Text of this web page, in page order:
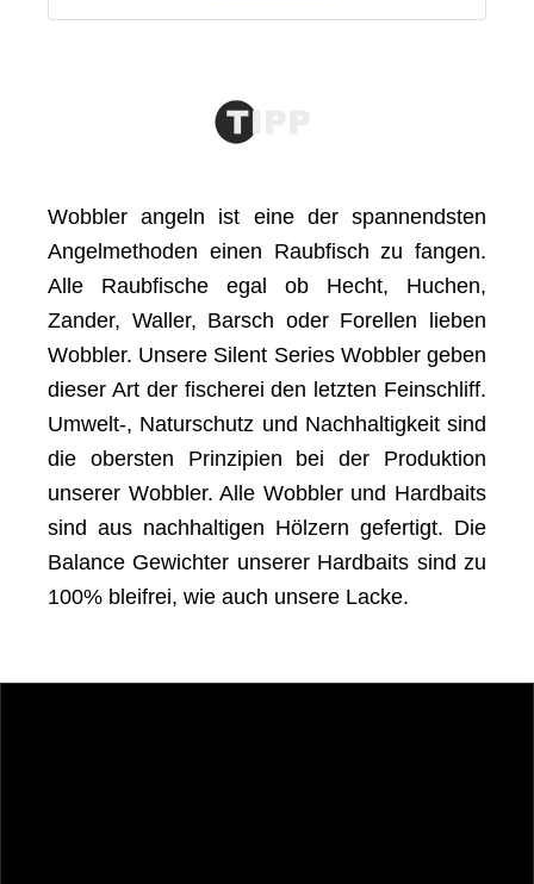
Wobbler angeln ist eine der spannendsten
Angelmethoden einen Raubfisch zu fangen.
Alle Raubfische egal ob Hecht, Huchen,
Zander, Waller, Barsch oder Forellen lieben
Wobbler. Unsere Silent Series Wobbler geben
dieser Art der fischerei den letzten Feinschliff.
Umwelt-, Naturschutz und Nachhaltigkeit sind
die obersten Prinzipien bei der Produktion
unserer Wobbler. Alle Wobbler und Hardbaits
sind aus nachhaltigen Hölzern gefertigt. Die
Balance Gewichter unserer Hardbaits sind zu
100% bleifrei, wie auch unsere Lacke.